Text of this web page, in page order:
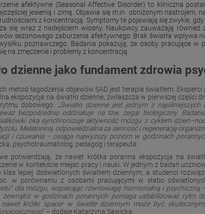
afektywne (Seasonal Affective Disorder) to kliniczna
jesienią i zimą. Objawia się m.in. obniżonym nastrojem,
z koncentracją. Symptomy te pojawiają się zwykle,
się wraz z nadejściem wiosny. Naukowcy zauważają również
sezonowego zaburzenia afektywnego. Brak światła wpływa
poznawczego. Badania pokazują, że osoby pracujące w
na zmęczenie i problemy z koncentracją.
dzienne jako fundament zdrowia
metod łagodzenia objawów SAD jest terapia światłem.
ekspozycja na światło dzienne, zwłaszcza w pierwszej części
dobowego. „Światło dzienne jest jednym z
bezpośrednio oddziałuje na tzw. zegar biologiczny.
oka synchronizuje aktywność mózgu z cyklem
Melatonina, odpowiedzialna za senność i regenerację
i czuwania – osiąga najwyższy poziom w godzinach
psychotraumatolog, pedagog i terapeuta.
potwierdzają, że nawet krótka poranna ekspozycja na
w kontekście miejsc pracy i nauki. W jednym z badań
klas lepiej doświetlonych światłem dziennym, a studenci
w porównaniu z osobami pracującymi w słabo
dla mózgu, wspierając równowagę hormonalną i
zewnątrz w godzinach porannych pomaga ustabilizować rytm
krótki spacer w świetle dziennym może być
” – dodaje Katarzyna Sawicka.